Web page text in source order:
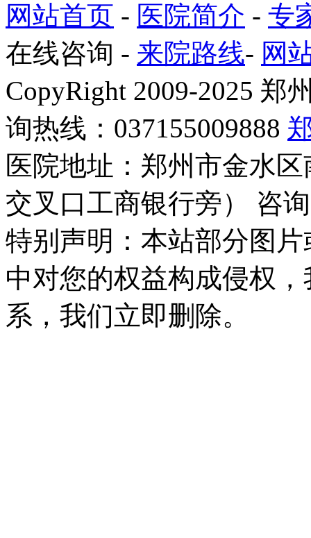
网站首页 - 医院简介 - 专
在线咨询 - 来院路线- 网
CopyRight 2009-2025 郑
询热线：037155009888
医院地址：郑州市金水
交叉口工商银行旁） 咨
特别声明：本站部分图
中对您的权益构成侵权
系，我们立即删除。